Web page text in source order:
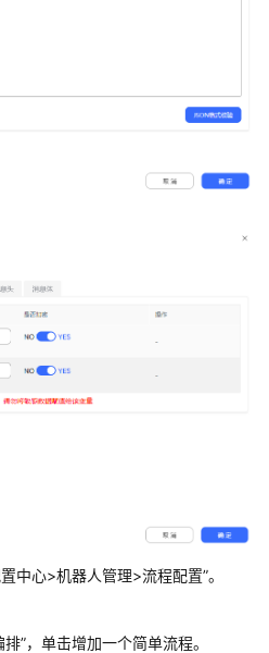
中心>机器人管理>流程配置”。
排”，单击增加一个简单流程。